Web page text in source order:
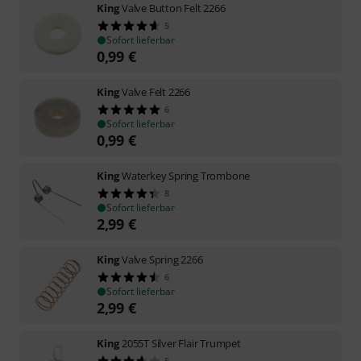
KingValve Button Felt 2266
5
Sofort lieferbar
0,99 €
KingValve Felt 2266
6
Sofort lieferbar
0,99 €
KingWaterkey Spring Trombone
8
Sofort lieferbar
2,99 €
KingValve Spring 2266
6
Sofort lieferbar
2,99 €
King 2055T Silver Flair Trumpet